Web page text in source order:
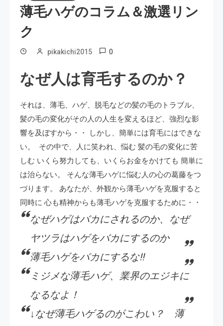
薄毛ハゲのコラム＆激選リン
ク
pikakichi2015 0
なぜ人は育毛するのか？
それは、薄毛、ハゲ、脱毛などの髪の毛のトラブル、
髪の毛の変化がその人の人生を変えるほど、強烈な影
響を及ぼすから・・ しかし、簡単には育毛にはできな
い。
その中で、人に笑われ、悩む 髪の毛の変化に苦
しむ いくら努力しても、いくらお金をかけても 簡単に
は治らない。 そんな薄毛ハゲに悩む人の心の葛藤をつ
づります。 あなたが、外観から薄毛ハゲを克服すると
同時に 心も精神からも薄毛ハゲを克服するために・・
なぜハゲはバカにされるのか、なぜ
ヤツラはハゲをバカにするのか
薄毛ハゲをバカにするな!!
ミジメな薄毛ハゲ、業界のエジキに
なるなよ！
↓なぜ薄毛ハゲるのがこわい？ 薄